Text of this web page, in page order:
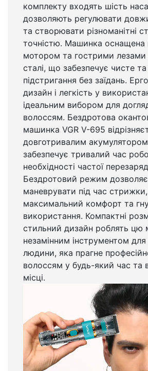
комплекту входять шість
дозволяють регулювати
та створювати різноманітні
точністю. Машинка
мотором та гострими лезами
сталі, що забезпечує чисте та
підстригання без заїдань.
дизайн і легкість у
ідеальним вибором для
волоссям. Бездротова
машинка VGR V-695
довготривалим
забезпечує тривалий час
необхідності частої
Бездротовий режим дозволяє
маневрувати під час
максимальний комфорт та
використання. Компактні
стильний дизайн роблять цю
незамінним інструментом для
людини, яка прагне
волоссям у будь-який час та
місці.